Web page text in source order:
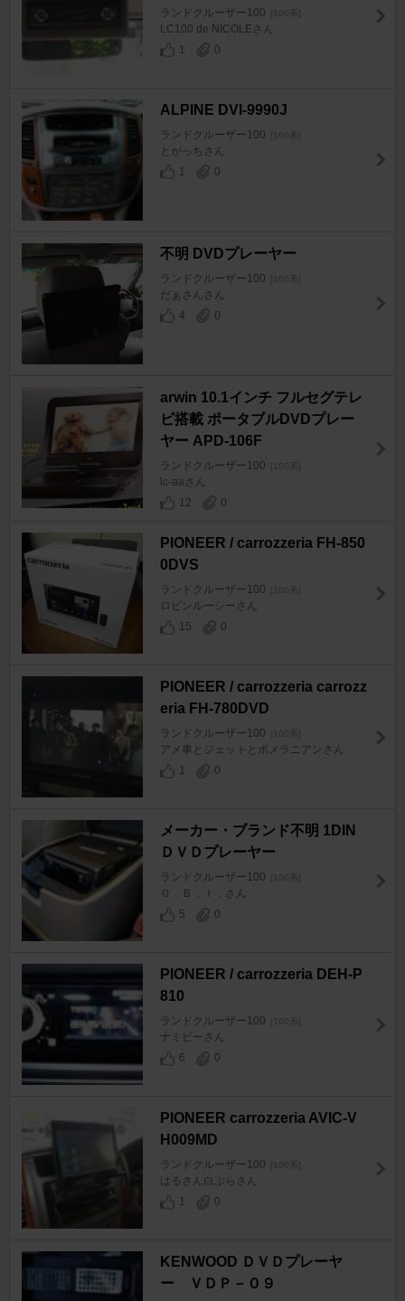
ランドクルーザー100 [100系]
LC100 de NICOLEさん
1
0
ALPINE DVI-9990J
ランドクルーザー100 [100系]
とがっちさん
1
0
不明 DVDプレーヤー
ランドクルーザー100 [100系]
だぁさんさん
4
0
arwin 10.1インチ フルセグテレ
ビ搭載 ポータブルDVDプレー
ヤー APD-106F
ランドクルーザー100 [100系]
lc-aaさん
12
0
PIONEER / carrozzeria FH-850
0DVS
ランドクルーザー100 [100系]
ロビンルーシーさん
15
0
PIONEER / carrozzeria carrozz
eria FH-780DVD
ランドクルーザー100 [100系]
アメ車とジェットとポメラニアンさん
1
0
メーカー・ブランド不明 1DIN
ＤＶＤプレーヤー
ランドクルーザー100 [100系]
Ｏ．Ｂ．Ｉ．さん
5
0
PIONEER / carrozzeria DEH-P
810
ランドクルーザー100 [100系]
ナミビーさん
6
0
PIONEER carrozzeria AVIC-V
H009MD
ランドクルーザー100 [100系]
はるさん白ぷらさん
1
0
KENWOOD ＤＶＤプレーヤ
ー ＶＤＰ－０９